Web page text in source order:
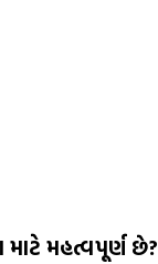
મહત્વપૂર્ણ છે?